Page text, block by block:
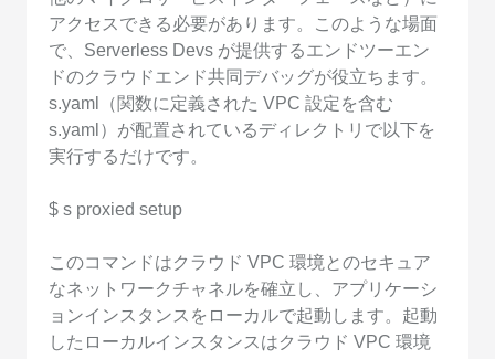
アクセスできる必要があります。このような場面
で、Serverless Devs が提供するエンドツーエン
ドのクラウドエンド共同デバッグが役立ちます。
s.yaml（関数に定義された VPC 設定を含む
s.yaml）が配置されているディレクトリで以下を
実行するだけです。
$ s proxied setup
このコマンドはクラウド VPC 環境とのセキュア
なネットワークチャネルを確立し、アプリケーシ
ョンインスタンスをローカルで起動します。起動
したローカルインスタンスはクラウド VPC 環境